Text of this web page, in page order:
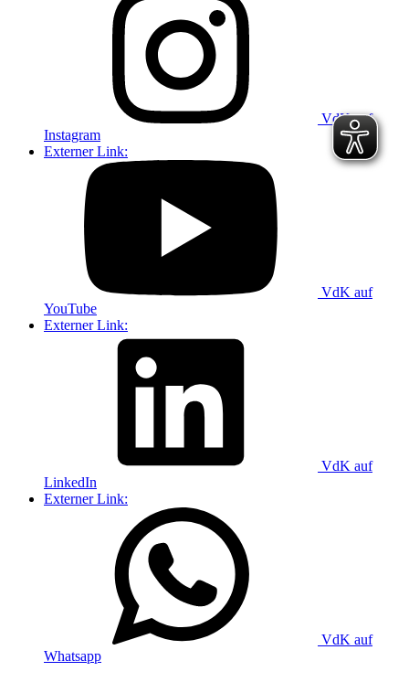
VdK auf
Instagram
Externer Link:
VdK auf
YouTube
Externer Link:
VdK auf
LinkedIn
Externer Link:
VdK auf
Whatsapp